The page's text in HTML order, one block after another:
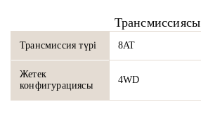
Трансмиссиясы
Трансмиссия түрі 8AT
Жетек
конфигурациясы
4WD